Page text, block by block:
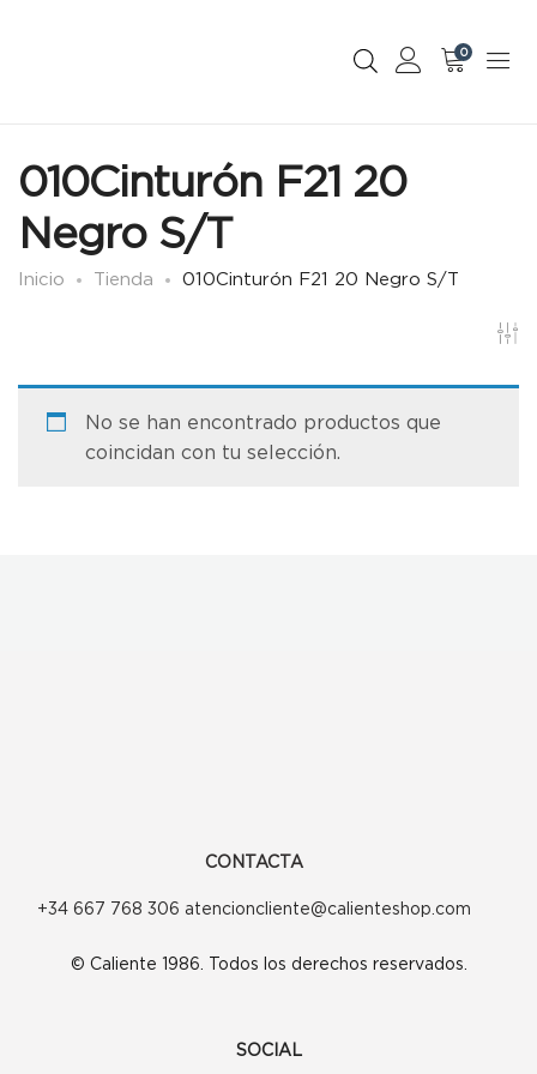
0
010Cinturón F21 20
Negro S/T
Inicio Tienda 010Cinturón F21 20 Negro S/T
No se han encontrado productos que
coincidan con tu selección.
CONTACTA
+34 667 768 306 atencioncliente@calienteshop.com
© Caliente 1986. Todos los derechos reservados.
SOCIAL